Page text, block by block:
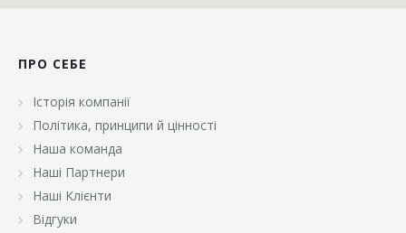
«Велмарт»
ПРО СЕБЕ
Історія компанії
Політика, принципи й цінності
Наша команда
Наші Партнери
Наші Клієнти
Відгуки